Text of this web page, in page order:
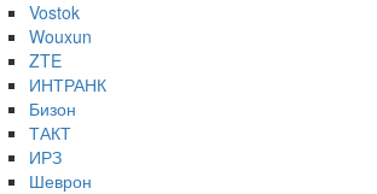
Vostok
Wouxun
ZTE
ИНТРАНК
Бизон
ТАКТ
ИРЗ
Шеврон